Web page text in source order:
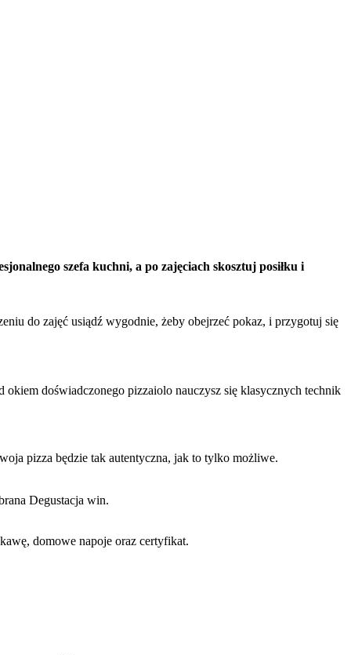
szefa kuchni, a po zajęciach skosztuj posiłku i
do zajęć usiądź wygodnie, żeby obejrzeć pokaz, i przygotuj się
doświadczonego pizzaiolo nauczysz się klasycznych technik
pizza będzie tak autentyczna, jak to tylko możliwe.
Degustacja win.
domowe napoje oraz certyfikat.